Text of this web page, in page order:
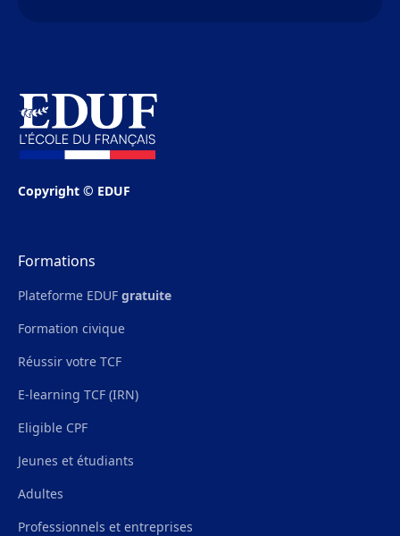
Copyright © EDUF
Formations
Plateforme EDUF gratuite
Formation civique
Réussir votre TCF
E-learning TCF (IRN)
Eligible CPF
Jeunes et étudiants
Adultes
Professionnels et entreprises